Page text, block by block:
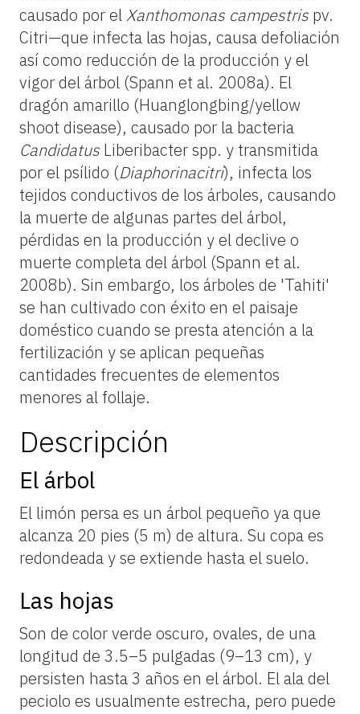
causado por elXanthomonas campestris pv.
Citri—que infecta las hojas, causa defoliación
así como reducción de la producción y el
vigor del árbol (Spann et al. 2008a). El
dragón amarillo (Huanglongbing/yellow
shoot disease), causado por la bacteria
Candidatus Liberibacter spp. y transmitida
por el psílido (Diaphorinacitri), infecta los
tejidos conductivos de los árboles, causando
la muerte de algunas partes del árbol,
pérdidas en la producción y el declive o
muerte completa del árbol (Spann et al.
2008b). Sin embargo, los árboles de 'Tahiti'
se han cultivado con éxito en el paisaje
doméstico cuando se presta atención a la
fertilización y se aplican pequeñas
cantidades frecuentes de elementos
menores al follaje.
Descripción
El árbol
El limón persa es un árbol pequeño ya que
alcanza 20 pies (5 m) de altura. Su copa es
redondeada y se extiende hasta el suelo.
Las hojas
Son de colorverde oscuro, ovales, de una
longitud de 3.5–5 pulgadas (9–13 cm), y
persisten hasta3 años en elárbol. Elaladel
peciolo es usualmente estrecha, pero puede